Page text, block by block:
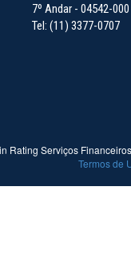
7º Andar - 04542-
Tel: (11) 3377-0707
Rating Serviços
Termos de